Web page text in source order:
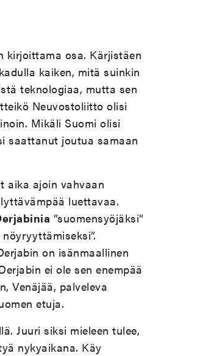
kirjoittama osa. Kärjistäen
kaiken, mitä suinkin
teknologiaa, mutta sen
Neuvostoliitto olisi
Mikäli Suomi olisi
saattanut joutua samaan
aika ajoin vahvaan
luettavaa.
”suomensyöjäksi”
on isänmaallinen
ei ole sen enempää
Venäjää, palveleva
etuja.
Juuri siksi mieleen tulee,
nykyaikana. Käy